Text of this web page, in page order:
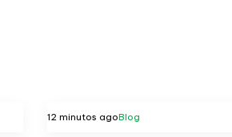
12 minutos agoBlog